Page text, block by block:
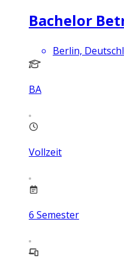
Bachelor
Berlin,
BA
Vollzeit
6 Semester